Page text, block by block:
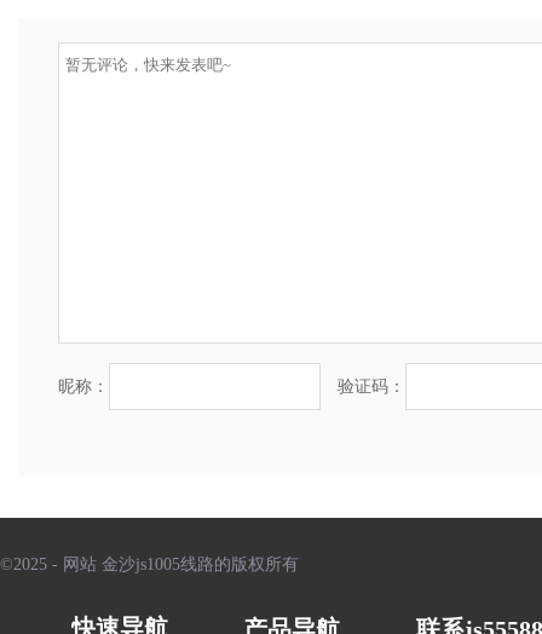
昵称： 验证码：
快速导航
©2025 - 网站 金沙js1005线路的版权所有